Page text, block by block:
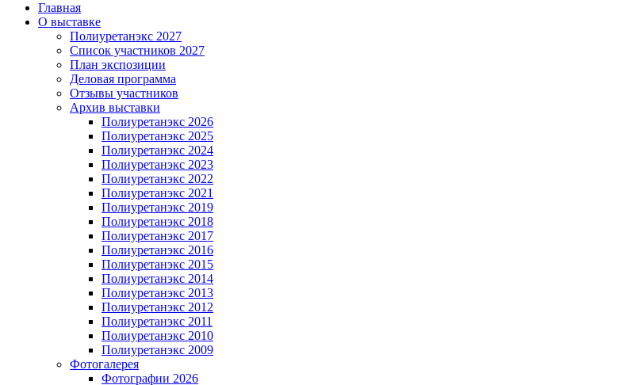
Главная
О выставке
Полиуретанэкс 2027
Список участников 2027
План экспозиции
Деловая программа
Отзывы участников
Архив выставки
Полиуретанэкс 2026
Полиуретанэкс 2025
Полиуретанэкс 2024
Полиуретанэкс 2023
Полиуретанэкс 2022
Полиуретанэкс 2021
Полиуретанэкс 2019
Полиуретанэкс 2018
Полиуретанэкс 2017
Полиуретанэкс 2016
Полиуретанэкс 2015
Полиуретанэкс 2014
Полиуретанэкс 2013
Полиуретанэкс 2012
Полиуретанэкс 2011
Полиуретанэкс 2010
Полиуретанэкс 2009
Фотогалерея
Фотографии 2026